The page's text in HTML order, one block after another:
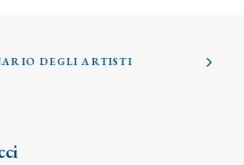
DEGLI ARTISTI